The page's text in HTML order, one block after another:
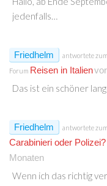
jedenfalls…
Friedhelm antwortete
Forum Reisen in Italien
Das ist ein schöner
Friedhelm antwortete
Carabinieri oder Polizei?
Monaten
Wenn ich das richtig